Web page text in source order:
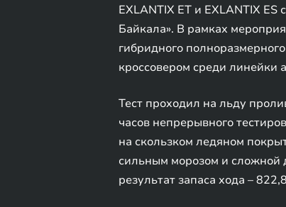
EXLANTIX EТ и EXLANTIX
Байкала». В рамках
гибридного
кроссовером среди линейки
Тест проходил на льду
часов непрерывного
на скользком ледяном
сильным морозом и сложной
результат запаса хода –